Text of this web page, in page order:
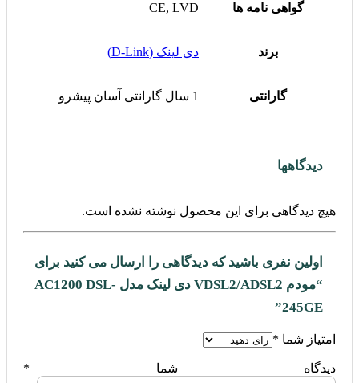
گواهی نامه ها CE, LVD
برند دی لینک (D-Link)
گارانتی 1 سال گارانتی آسان پیشرو
دیدگاهها
هیچ دیدگاهی برای این محصول نوشته نشده است.
اولین نفری باشید که دیدگاهی را ارسال می کنید برای
“مودم VDSL2/ADSL2 دی لینک مدل AC1200 DSL-
245GE”
امتیاز شما *
دیدگاه شما *